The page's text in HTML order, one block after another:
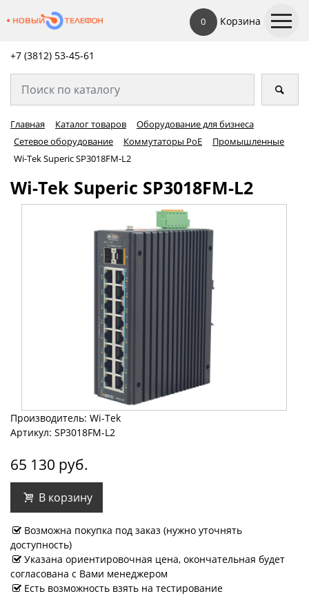
0 Корзина
+7 (3812) 53-45-61
Главная Каталог товаров
Оборудование для бизнеса
Сетевое оборудование
Коммутаторы PoE
Промышленные
Wi-Tek Superic SP3018FM-L2
Wi-Tek Superic SP3018FM-L2
Производитель: Wi-Tek
Артикул: SP3018FM-L2
65 130 руб.
В корзину
Возможна покупка под заказ (нужно уточнять
доступность)
Указана ориентировочная цена, окончательная будет
согласована с Вами менеджером
Есть возможность взять на тестирование